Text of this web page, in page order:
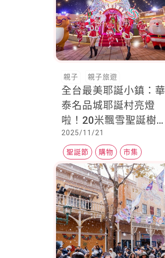
親子 親子旅遊
全台最美耶誕小鎮：華
泰名品城耶誕村亮燈
啦！20米飄雪聖誕樹回
歸 × 37攤耶誕市集一
次看
2025/11/21
聖誕節 購物 市集